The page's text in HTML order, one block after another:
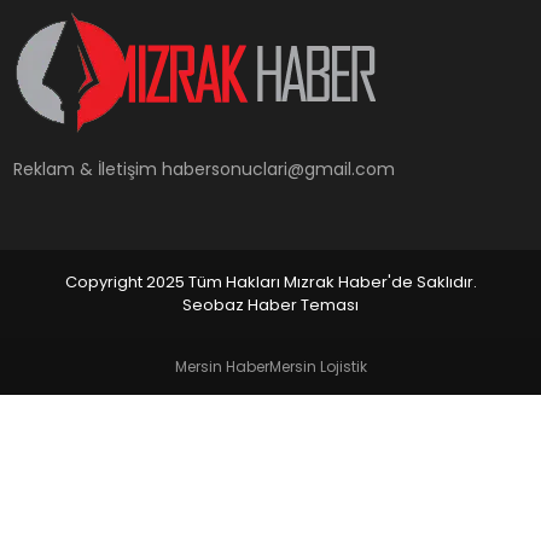
YAŞAM
Reklam & İletişimhabersonuclari@gmail.com
Copyright 2025 Tüm Hakları Mızrak Haber'de Saklıdır.
Seobaz Haber Teması
Mersin HaberMersin Lojistik